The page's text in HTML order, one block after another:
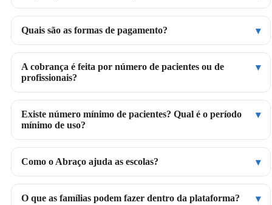
Quais são as formas de pagamento?
A cobrança é feita por número de pacientes ou de
profissionais?
Existe número mínimo de pacientes? Qual é o período
mínimo de uso?
Como o Abraço ajuda as escolas?
O que as famílias podem fazer dentro da plataforma?